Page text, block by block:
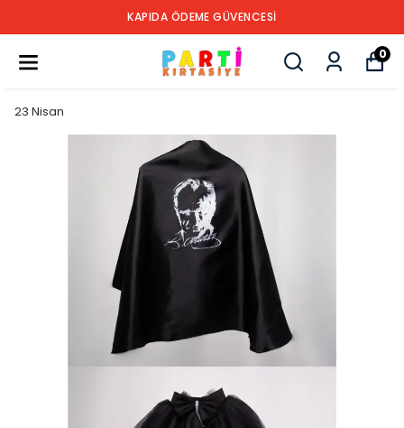
KAPIDA ÖDEME GÜVENCESİ
0
23 Nisan